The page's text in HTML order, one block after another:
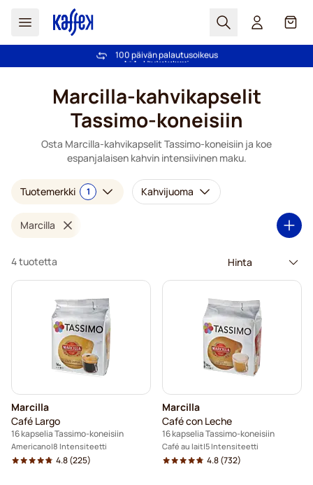
Haku Kori
Ilmainen toimitus yli 49,00€ tilauksille
100 päivän palautusoikeus
Marcilla-kahvikapselit
Tassimo-koneisiin
Osta Marcilla-kahvikapselit Tassimo-koneisiin ja koe
espanjalaisen kahvin intensiivinen maku.
Tuotemerkki 1 Kahvijuoma
Marcilla
4 tuotetta
Marcilla
Café Largo
16 kapselia Tassimo-koneisiin
Americano 8 Intensiteetti
4.8(225)
Marcilla
Café con Leche
16 kapselia Tassimo-koneisiin
Café au lait 5 Intensiteetti
4.8(732)